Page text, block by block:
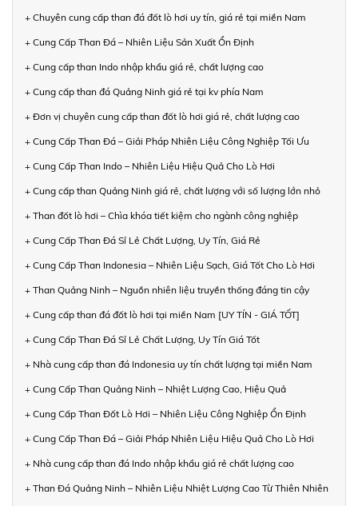
+ Chuyên cung cấp than đá đốt lò hơi uy tín, giá rẻ tại miền Nam
+ Cung Cấp Than Đá – Nhiên Liệu Sản Xuất Ổn Định
+ Cung cấp than Indo nhập khẩu giá rẻ, chất lượng cao
+ Cung cấp than đá Quảng Ninh giá rẻ tại kv phía Nam
+ Đơn vị chuyên cung cấp than đốt lò hơi giá rẻ, chất lượng cao
+ Cung Cấp Than Đá – Giải Pháp Nhiên Liệu Công Nghiệp Tối Ưu
+ Cung Cấp Than Indo – Nhiên Liệu Hiệu Quả Cho Lò Hơi
+ Cung cấp than Quảng Ninh giá rẻ, chất lượng với số lượng lớn nhỏ
+ Than đốt lò hơi – Chìa khóa tiết kiệm cho ngành công nghiệp
+ Cung Cấp Than Đá Sỉ Lẻ Chất Lượng, Uy Tín, Giá Rẻ
+ Cung Cấp Than Indonesia – Nhiên Liệu Sạch, Giá Tốt Cho Lò Hơi
+ Than Quảng Ninh – Nguồn nhiên liệu truyền thống đáng tin cậy
+ Cung cấp than đá đốt lò hơi tại miền Nam [UY TÍN - GIÁ TỐT]
+ Cung Cấp Than Đá Sỉ Lẻ Chất Lượng, Uy Tín Giá Tốt
+ Nhà cung cấp than đá Indonesia uy tín chất lượng tại miền Nam
+ Cung Cấp Than Quảng Ninh – Nhiệt Lượng Cao, Hiệu Quả
+ Cung Cấp Than Đốt Lò Hơi – Nhiên Liệu Công Nghiệp Ổn Định
+ Cung Cấp Than Đá – Giải Pháp Nhiên Liệu Hiệu Quả Cho Lò Hơi
+ Nhà cung cấp than đá Indo nhập khẩu giá rẻ chất lượng cao
+ Than Đá Quảng Ninh – Nhiên Liệu Nhiệt Lượng Cao Từ Thiên Nhiên